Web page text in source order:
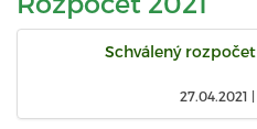
Schválený
27.04.2021 |